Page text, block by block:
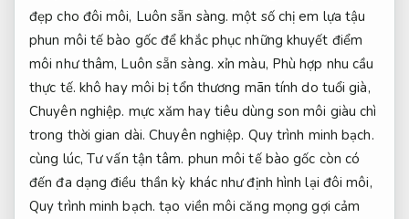
đẹp cho đôi môi, Luôn sẵn sàng. một số chị em lựa tậu
phun môi tế bào gốc để khắc phục những khuyết điểm
môi như thâm, Luôn sẵn sàng. xỉn màu, Phù hợp nhu cầu
thực tế. khô hay môi bị tổn thương mãn tính do tuổi già,
Chuyên nghiệp. mực xăm hay tiêu dùng son môi giàu chì
trong thời gian dài.Chuyên nghiệp. Quy trình minh bạch.
cùng lúc, Tư vấn tận tâm. phun môi tế bào gốc còn có
đến đa dạng điều thần kỳ khác như định hình lại đôi môi,
Quy trình minh bạch. tạo viền môi căng mọng gợi cảm